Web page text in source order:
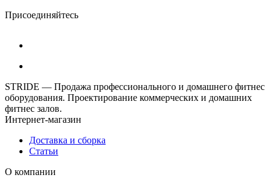
Присоединяйтесь
STRIDE — Продажа профессионального и домашнего фитнес
оборудования. Проектирование коммерческих и домашних
фитнес залов.
Интернет-магазин
Доставка и сборка
Статьи
О компании